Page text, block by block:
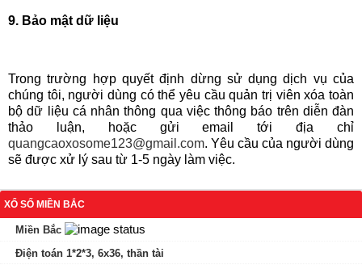
9. Bảo mật dữ liệu
Trong trường hợp quyết định dừng sử dụng dịch vụ của
chúng tôi, người dùng có thể yêu cầu quản trị viên xóa toàn
bộ dữ liệu cá nhân thông qua việc thông báo trên diễn đàn
thảo luận, hoặc gửi email tới địa chỉ
quangcaoxosome123@gmail.com. Yêu cầu của người dùng
sẽ được xử lý sau từ 1-5 ngày làm việc.
XỔ SỐ MIỀN BẮC
Miền Bắc
Điện toán 1*2*3, 6x36, thần tài